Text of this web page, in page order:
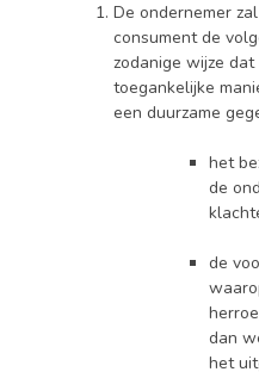
De ondernemer
consument de
zodanige wijze
toegankelijke
een duurzame
het
de
de
dan
het